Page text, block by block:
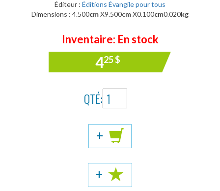
Éditeur : Éditions Évangile pour tous
Dimensions : 4.500cmX9.500cmX0.100cm0.020kg
Inventaire: En stock
425$
QTÉ:
+
+